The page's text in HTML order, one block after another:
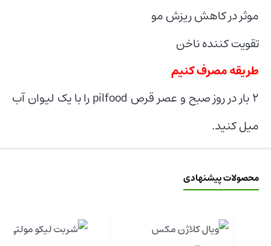
موثر در کاهش ریزش مو
تقویت کننده ناخن
طریقه مصرف کنیم
۲ بار در روز صبح و عصر قرص pilfood را با یک لیوان آب
میل کنید.
محصولات پیشنهادی